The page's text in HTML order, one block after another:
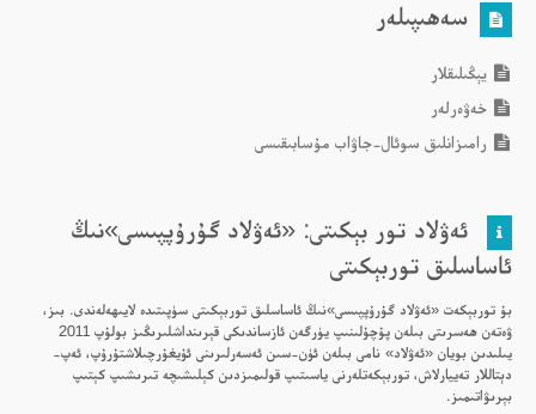
سەھىپىلەر
يېڭىلىقلار
خەۋەرلەر
رامىزانلىق سوئال-جاۋاب مۇسابىقىسى
ئەۋلاد تور بېكىتى: «ئەۋلاد گۇرۇپپىسى»نىڭ
ئاساسلىق توربېكىتى
بۇ توربېكەت «ئەۋلاد گۇرۇپپىسى»نىڭ ئاساسلىق توربېكىتى سۈپىتىدە لايىھەلەندى. بىز،
ۋەتەن ھەسرىتى بىلەن پۇچۇلىنىپ يۈرگەن ئازساندىكى قېرىنداشلىرىڭىز بولۇپ 2011
يىلىدىن بويان «ئەۋلاد» نامى بىلەن ئۈن-سىن ئەسەرلىرىنى ئۇيغۇرچىلاشتۇرۇپ، ئەپ-
دېتاللار تەييارلاش، توربېكەتلەرنى ياسىتىپ قولىمىزدىن كېلىشىچە تىرىشىپ كېتىپ
بېرىۋاتىمىز.